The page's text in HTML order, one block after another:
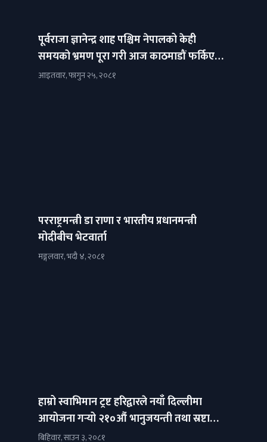
पूर्वराजा ज्ञानेन्द्र शाह पश्चिम नेपालको केही
समयको भ्रमण पूरा गरी आज काठमाडौं फर्किएका
छन्।
आइतवार, फागुन २५, २०८१
परराष्ट्रमन्त्री डा राणा र भारतीय प्रधानमन्त्री
मोदीबीच भेटवार्ता
मङ्गलवार, भदौ ४, २०८१
हाम्रो स्वाभिमान ट्रष्ट हरिद्वारले नयाँ दिल्लीमा
आयोजना गर्‍यो २१०औं भानुजयन्ती तथा स्रष्टा
अभिनन्दन कार्यक्रम (फोटो फिचर)
बिहिवार, साउन ३, २०८१